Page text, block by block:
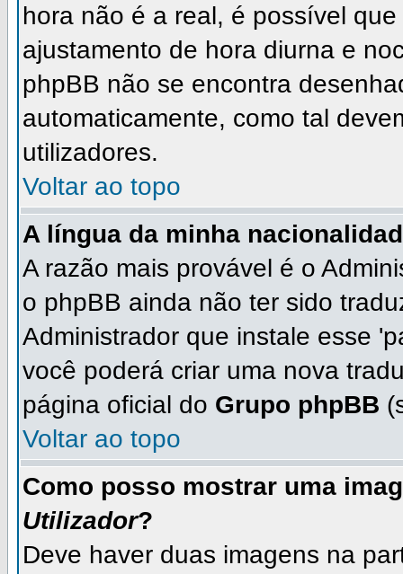
hora não é a real, é possível
ajustamento de hora diurna e
phpBB não se encontra
automaticamente, como tal
utilizadores.
Voltar ao topo
A língua da minha
A razão mais provável é o
o phpBB ainda não ter sido
Administrador que instale esse
você poderá criar uma nova
página oficial do Grupo phpBB
Voltar ao topo
Como posso mostrar uma
Utilizador?
Deve haver duas imagens na